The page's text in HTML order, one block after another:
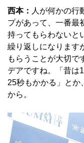
西本： 人が何かの行
プがあって、一番最
持ってもらわないと
繰り返しになります
もらうことが大切で
デアですね。「昔は
25秒もかかる」とか
から。